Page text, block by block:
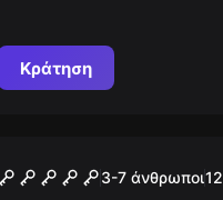
Κράτηση
Νέος
Freddy 23-7 άνθρωποι12